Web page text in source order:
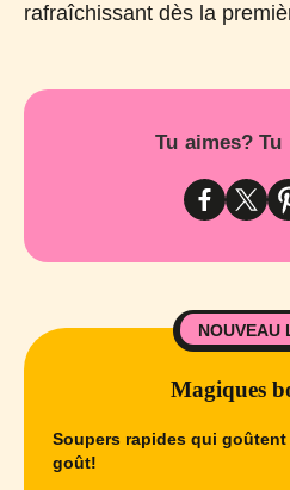
rafraîchissant dès la
Tu aimes? Tu
NOUVEAU
Magiques
Soupers rapides qui
goût!